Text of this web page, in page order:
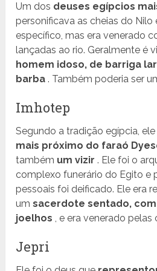
Um dos deuses egípcios
personificava as cheias do
específico, mas era venerado
lançadas ao rio. Geralmente é
homem idoso, de barriga
barba . Também poderia ser
Imhotep
Segundo a tradição egípcia, ele
mais próximo do faraó
também um vizir . Ele foi o
complexo funerário do Egito e
pessoais foi deificado. Ele era
umsacerdote sentado,
joelhos , e era venerado pelas
Jepri